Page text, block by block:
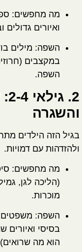
מה מחפשים:
ואיורים גדולים
השפה: מילים
במקצבים
השפה.
והשגרה
בגיל הזה הילדים
ולהזדהות עם דמויות.
מה מחפשים:
(הליכה לגן,
מוכרות.
השפה: משפטים
בסיסי
הוא מה